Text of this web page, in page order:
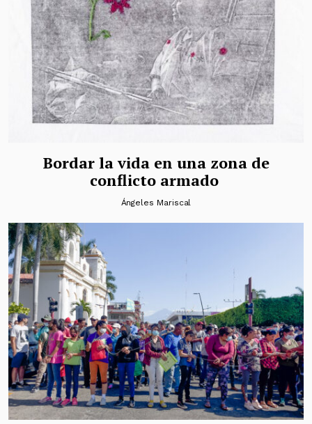
Bordar la vida en una zona de
conflicto armado
Ángeles Mariscal